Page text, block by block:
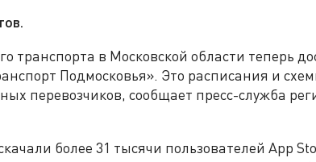
транспорта в Московской области теперь
Подмосковья». Это расписания и
перевозчиков, сообщает пресс-служба
более 31 тысячи пользователей App